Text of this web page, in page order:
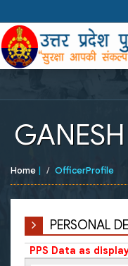
Home | OfficerProfile
PERSONAL
PPS Data as